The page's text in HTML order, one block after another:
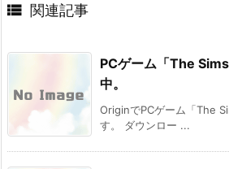
 関連記事
PCゲーム「The
中。
OriginでPCゲーム「The
す。 ダウンロー ...